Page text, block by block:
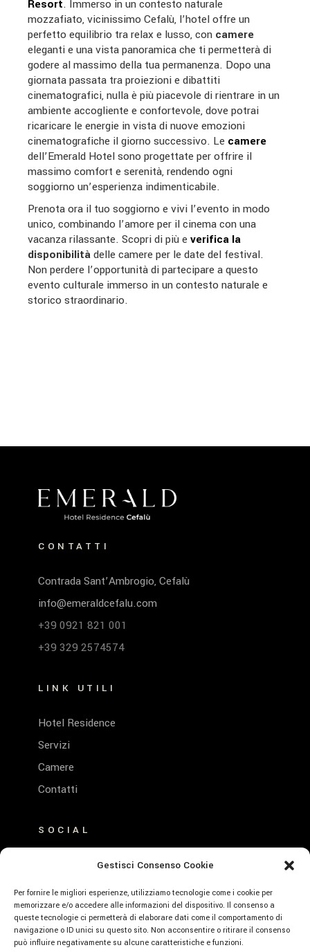
Gestisci Consenso Cookie
Per fornire le migliori esperienze, utilizziamo tecnologie come i cookie per
memorizzare e/o accedere alle informazioni del dispositivo. Il consenso a
queste tecnologie ci permetterà di elaborare dati come il comportamento di
navigazione o ID unici su questo sito. Non acconsentire o ritirare il consenso
può influire negativamente su alcune caratteristiche e funzioni.
Resort. Immerso in un contesto naturale
mozzafiato, vicinissimo Cefalù, l’hotel offre un
perfetto equilibrio tra relax e lusso, con camere
eleganti e una vista panoramica che ti permetterà di
godere al massimo della tua permanenza. Dopo una
giornata passata tra proiezioni e dibattiti
cinematografici, nulla è più piacevole di rientrare in un
ambiente accogliente e confortevole, dove potrai
ricaricare le energie in vista di nuove emozioni
cinematografiche il giorno successivo. Le camere
dell’Emerald Hotel sono progettate per offrire il
massimo comfort e serenità, rendendo ogni
soggiorno un’esperienza indimenticabile.
Prenota ora il tuo soggiorno e vivi l’evento in modo
unico, combinando l’amore per il cinema con una
vacanza rilassante. Scopri di più everifica la
disponibilitàdelle camere per le date del festival.
Non perdere l’opportunità di partecipare a questo
evento culturale immerso in un contesto naturale e
storico straordinario.
CONTATTI
Contrada Sant’Ambrogio, Cefalù
info@emeraldcefalu.com
+39 0921 821 001
+39 329 2574574
LINK UTILI
Hotel Residence
Servizi
Camere
Contatti
SOCIAL